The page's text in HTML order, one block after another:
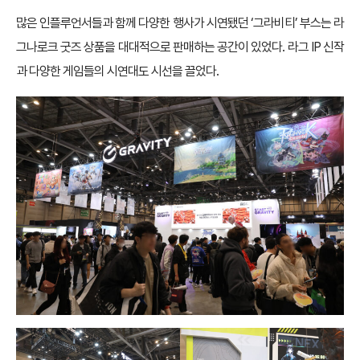
많은 인플루언서들과 함께 다양한 행사가 시연됐던 ‘그라비티’ 부스는 라
그나로크 굿즈 상품을 대대적으로 판매하는 공간이 있었다. 라그 IP 신작
과 다양한 게임들의 시연대도 시선을 끌었다.